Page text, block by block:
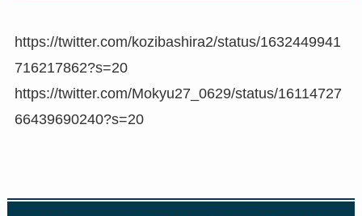
https://twitter.com/kozibashira2/status/1632449941
716217862?s=20
https://twitter.com/Mokyu27_0629/status/16114727
66439690240?s=20